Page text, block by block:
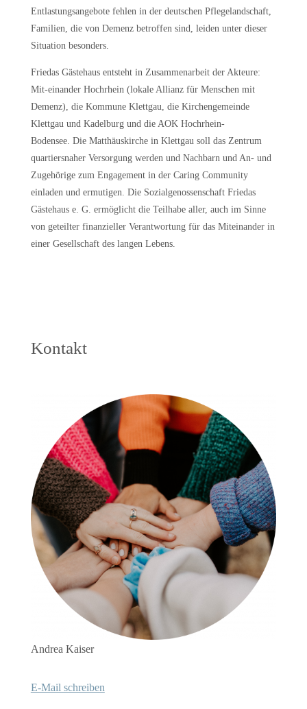
Entlastungsangebote fehlen in der deutschen Pflegelandschaft,
Familien, die von Demenz betroffen sind, leiden unter dieser
Situation besonders.
Friedas Gästehaus entsteht in Zusammenarbeit der Akteure:
Mit-einander Hochrhein (lokale Allianz für Menschen mit
Demenz), die Kommune Klettgau, die Kirchengemeinde
Klettgau und Kadelburg und die AOK Hochrhein-
Bodensee. Die Matthäuskirche in Klettgau soll das Zentrum
quartiersnaher Versorgung werden und Nachbarn und An- und
Zugehörige zum Engagement in der Caring Community
einladen und ermutigen. Die Sozialgenossenschaft Friedas
Gästehaus e. G. ermöglicht die Teilhabe aller, auch im Sinne
von geteilter finanzieller Verantwortung für das Miteinander in
einer Gesellschaft des langen Lebens.
Kontakt
Andrea Kaiser
E-Mail schreiben